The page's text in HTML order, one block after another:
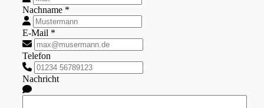
Nachname *
E-Mail *
Telefon
Nachricht